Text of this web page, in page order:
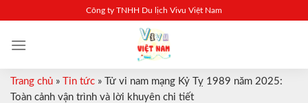
content
Công ty TNHH Du lịch Vivu Việt Nam
Trang chủ » Tin tức »
Tử vi nam mạng Kỷ Tỵ 1989 năm 2025:
Toàn cảnh vận trình và lời khuyên chi tiết